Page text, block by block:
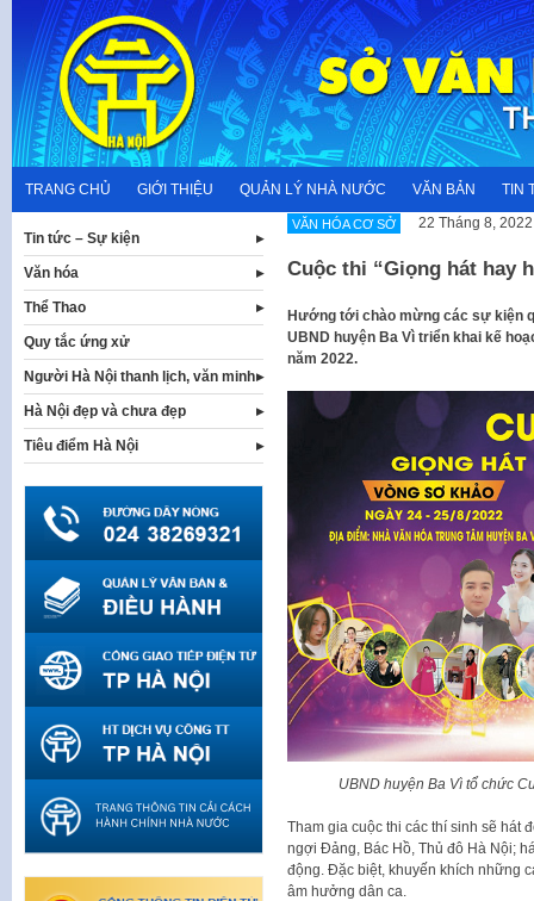
content
TRANG CHỦ GIỚI THIỆU QUẢN LÝ NHÀ NƯỚC VĂN BẢN TIN
VĂN HÓA CƠ SỞ 22 Tháng 8, 2022
Cuộc thi “Giọng hát hay
Hướng tới chào mừng các sự kiện
UBND huyện Ba Vì triển khai kế
năm 2022.
UBND huyện Ba Vì tổ chức
Tham gia cuộc thi các thí sinh sẽ hát
ngợi Đảng, Bác Hồ, Thủ đô Hà Nội;
động. Đặc biệt, khuyến khích những
âm hưởng dân ca.
Tin tức – Sự kiện
Văn hóa
Thể Thao
Quy tắc ứng xử
Người Hà Nội thanh lịch, văn minh
Hà Nội đẹp và chưa đẹp
Tiêu điểm Hà Nội